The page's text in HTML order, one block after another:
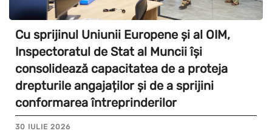
Cu sprijinul Uniunii Europene și al OIM,
Inspectoratul de Stat al Muncii își
consolidează capacitatea de a proteja
drepturile angajaților și de a sprijini
conformarea întreprinderilor
30 IULIE 2026